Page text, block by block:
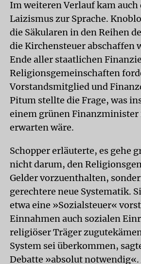
Im weiteren Verlauf kam auch
Laizismus zur Sprache.
die Säkularen in den Reihen
die Kirchensteuer abschaffen
Ende aller staatlichen
Religionsgemeinschaften
Vorstandsmitglied und
Pitum stellte die Frage, was
einem grünen Finanzminister
erwarten wäre.
Schopper erläuterte, es gehe
nicht darum, den
Gelder vorzuenthalten,
gerechtere neue Systematik.
etwa eine »Sozialsteuer«
Einnahmen auch sozialen
religiöser Träger
System sei überkommen,
Debatte »absolut notwendig«.